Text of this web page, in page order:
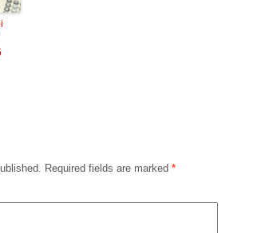
Required fields are marked *